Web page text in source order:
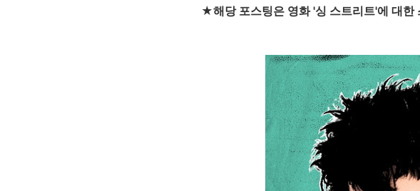
★해당 포스팅은 영화 '싱 스트리트'에 대